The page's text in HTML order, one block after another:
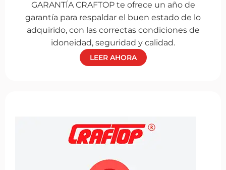
GARANTÍA CRAFTOP te ofrece un año de
garantía para respaldar el buen estado de lo
adquirido, con las correctas condiciones de
idoneidad, seguridad y calidad.
LEER AHORA